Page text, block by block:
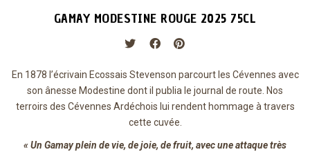
GAMAY MODESTINE ROUGE 2025 75CL
En 1878 l’écrivain Ecossais Stevenson parcourt les Cévennes avec
son ânesse Modestine dont il publia le journal de route. Nos
terroirs des Cévennes Ardéchois lui rendent hommage à travers
cette cuvée.
« Un Gamay plein de vie, de joie, de fruit, avec une attaque très